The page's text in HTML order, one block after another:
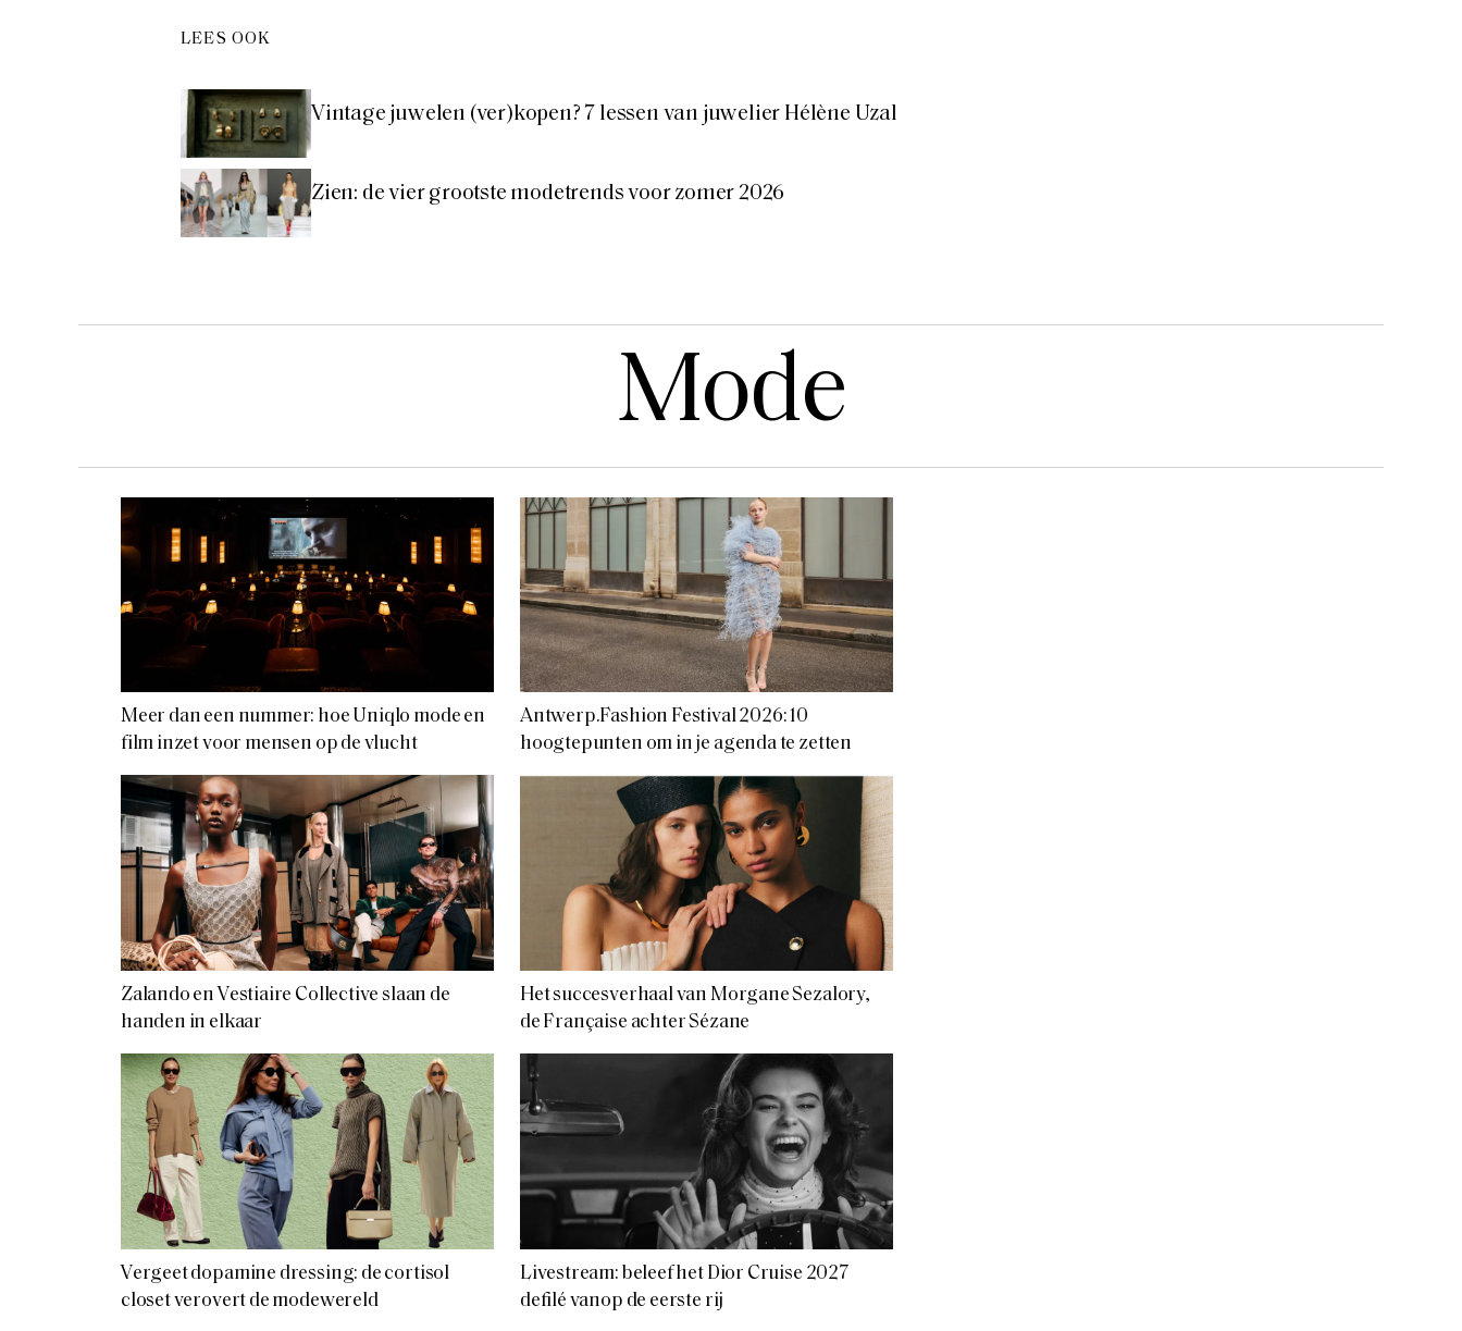
LEES OOK
Vintage juwelen (ver)kopen? 7 lessen van juwelier Hélène Uzal
Zien: de vier grootste modetrends voor zomer 2026
Mode
Meer dan een nummer: hoe Uniqlo mode en
film inzet voor mensen op de vlucht
Antwerp.Fashion Festival 2026: 10
hoogtepunten om in je agenda te zetten
Zalando en Vestiaire Collective slaan de
handen in elkaar
Het succesverhaal van Morgane Sezalory,
de Française achter Sézane
Vergeet dopamine dressing: de cortisol
closet verovert de modewereld
Livestream: beleef het Dior Cruise 2027
defilé vanop de eerste rij